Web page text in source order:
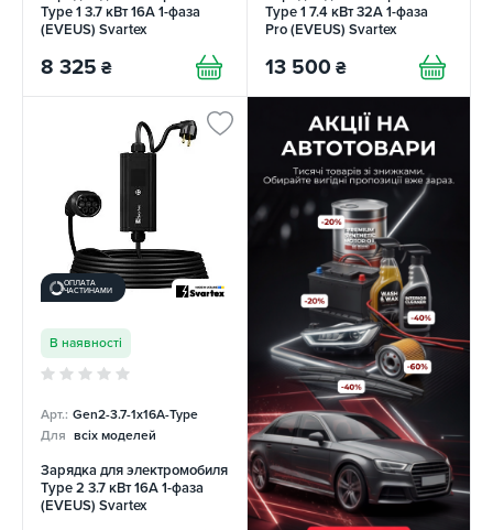
Type 1 3.7 кВт 16А 1-фаза
(EVEUS) Svartex
8 325 ₴
Type 1 7.4 кВт 32А 1-фаза
Pro (EVEUS) Svartex
13 500 ₴
ОПЛАТА
ЧАСТИНАМИ
В наявності
Арт.: Gen2-3.7-1x16A-Type
Для всіх моделей
Зарядка для электромобиля
Type 2 3.7 кВт 16А 1-фаза
(EVEUS) Svartex